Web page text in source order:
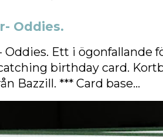
Oddies.
Oddies. Ett i ögonfallande
birthday card.
Bazzill. *** Card base...